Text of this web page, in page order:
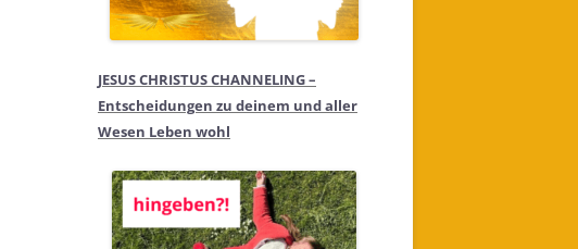
JESUS CHRISTUS CHANNELING –
Entscheidungen zu deinem und aller
Wesen Leben wohl